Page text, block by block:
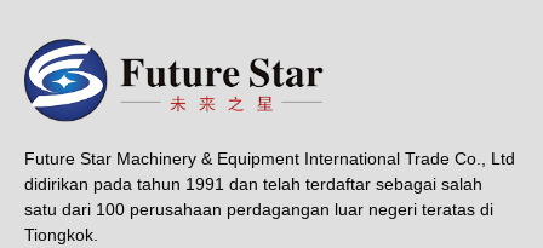
Future Star Machinery & Equipment International Trade Co., Ltd
didirikan pada tahun 1991 dan telah terdaftar sebagai salah
satu dari 100 perusahaan perdagangan luar negeri teratas di
Tiongkok.